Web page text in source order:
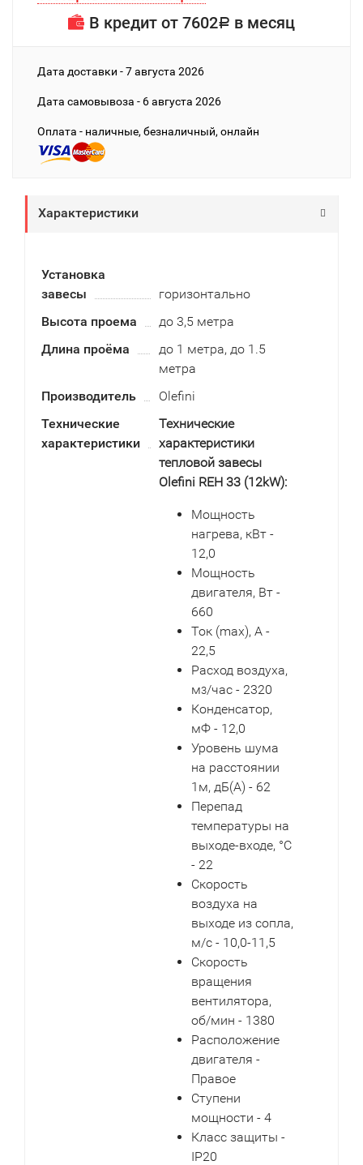
В кредит от 7602Р в месяц
Дата доставки - 7 августа 2026
Дата cамовывоза - 6 августа 2026
Оплата - наличные, безналичный, онлайн
Характеристики
Установка
завесы
горизонтально
Высота проема
до 3,5 метра
Длина проёма
до 1 метра, до 1.5
метра
Производитель
Olefini
Технические
характеристики
Технические
характеристики
тепловой завесы
Olefini REH 33 (12kW):
Мощность
нагрева, кВт -
12,0
Мощность
двигателя, Вт -
660
Ток (max), А -
22,5
Расход воздуха,
м3/час - 2320
Конденсатор,
мФ - 12,0
Уровень шума
на расстоянии
1м, дБ(А) - 62
Перепад
температуры на
выходе-входе, °С
- 22
Скорость
воздуха на
выходе из сопла,
м/с - 10,0-11,5
Скорость
вращения
вентилятора,
об/мин - 1380
Расположение
двигателя -
Правое
Ступени
мощности - 4
Класс защиты -
IP20